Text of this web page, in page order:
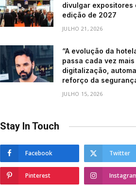
divulgar expositores
edição de 2027
JULHO 21, 2026
“A evolução da
passa cada vez mais
digitalização,
reforço da
JULHO 15, 2026
Stay In Touch
Facebook Twitter
Pinterest